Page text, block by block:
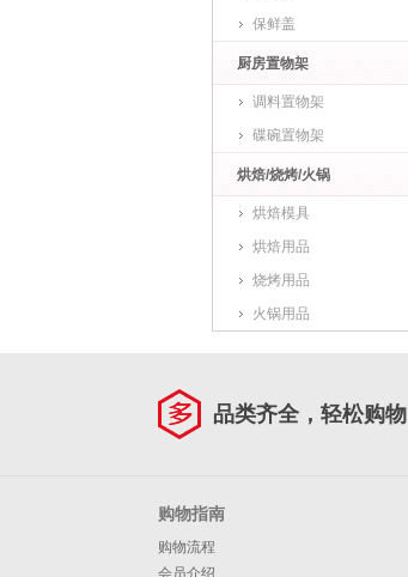
保鲜盖
厨房置物架
调料置物架
碟碗置物架
烘焙/烧烤/火锅
烘焙模具
烘焙用品
烧烤用品
火锅用品
品类齐全，轻松购物
购物指南
购物流程
会员介绍